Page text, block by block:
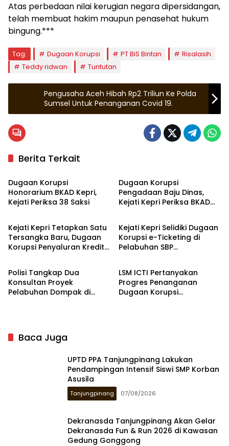
Atas perbedaan nilai kerugian negara dipersidangan,
telah membuat hakim maupun penasehat hukum
bingung.***
Tag: Dugaan Korupsi PT BiS Bintan
Risalasih
Teddy ridwan
Tuntutan
Pengusaha Aceh Hibah Rp2 Triliun Ke Polda
Sumsel Untuk Penanganan Covid 19.
Berita Terkait
Hukrim
Dugaan Korupsi
Honorarium BKAD Kepri,
Kejati Periksa 38 Saksi
Dugaan Korupsi
Pengadaan Baju Dinas,
Kejati Kepri Periksa BKAD
Hukrim
Kejati Kepri Tetapkan Satu
Tersangka Baru, Dugaan
Korupsi Penyaluran Kredit
Kepulauan Riau
Kejati Kepri Selidiki Dugaan
Korupsi e-Ticketing di
Pelabuhan SBP
Hukrim
Polisi Tangkap Dua
Konsultan Proyek
Pelabuhan Dompak di
Hukrim
LSM ICTI Pertanyakan
Progres Penanganan
Dugaan Korupsi
Baca Juga
UPTD PPA Tanjungpinang Lakukan
Pendampingan Intensif Siswi SMP Korban
Asusila
Tanjungpinang 07/08/2026
Dekranasda Tanjungpinang Akan Gelar
Dekranasda Fun & Run 2026 di Kawasan
Gedung Gonggong